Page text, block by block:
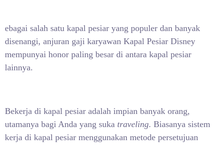
ebagai salah satu kapal pesiar yang populer dan banyak
disenangi, anjuran gaji karyawan Kapal Pesiar Disney
mempunyai honor paling besar di antara kapal pesiar
lainnya.
Bekerja di kapal pesiar adalah impian banyak orang,
utamanya bagi Anda yang suka traveling. Biasanya sistem
kerja di kapal pesiar menggunakan metode persetujuan